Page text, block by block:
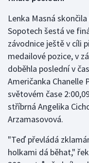
Triatlon
Veslování
Vodní slalom
Volejbal
Ostatní
Lenka Masná
Sopotech šestá ve
závodnice ještě v cíli
medailové pozice, v
doběhla poslední v
Američanka Chanelle
světovém čase
stříbrná Angelika
Arzamasovová.
"Teď převládá
holkami dá běhat,"